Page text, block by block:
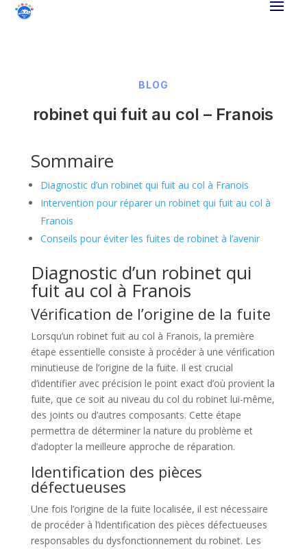
BLOG
robinet qui fuit au col – Franois
Sommaire
Diagnostic d’un robinet qui fuit au col à Franois
Intervention pour réparer un robinet qui fuit au col à
Franois
Conseils pour éviter les fuites de robinet à l’avenir
Diagnostic d’un robinet qui
fuit au col à Franois
Vérification de l’origine de la fuite
Lorsqu’un robinet fuit au col à Franois, la première
étape essentielle consiste à procéder à une vérification
minutieuse de l’origine de la fuite. Il est crucial
d’identifier avec précision le point exact d’où provient la
fuite, que ce soit au niveau du col du robinet lui-même,
des joints ou d’autres composants. Cette étape
permettra de déterminer la nature du problème et
d’adopter la meilleure approche de réparation.
Identification des pièces
défectueuses
Une fois l’origine de la fuite localisée, il est nécessaire
de procéder à l’identification des pièces défectueuses
responsables du dysfonctionnement du robinet. Les